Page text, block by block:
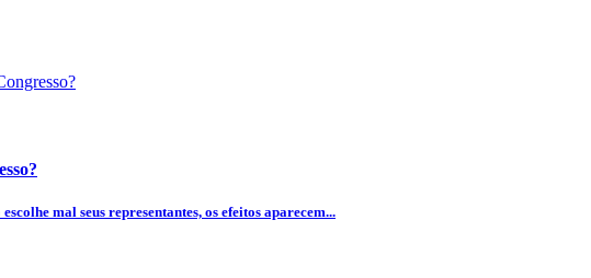
mal seus representantes, os efeitos aparecem...